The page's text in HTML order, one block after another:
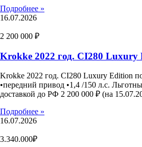
Подробнее »
16.07.2026
2 200 000 ₽
Krokke 2022 год. CI280 Luxury
Krokke 2022 год. CI280 Luxury Edition
•передний привод •1,4 /150 л.с.
доставкой до РФ 2 200 000 ₽ (на
Подробнее »
16.07.2026
3.340.000₽